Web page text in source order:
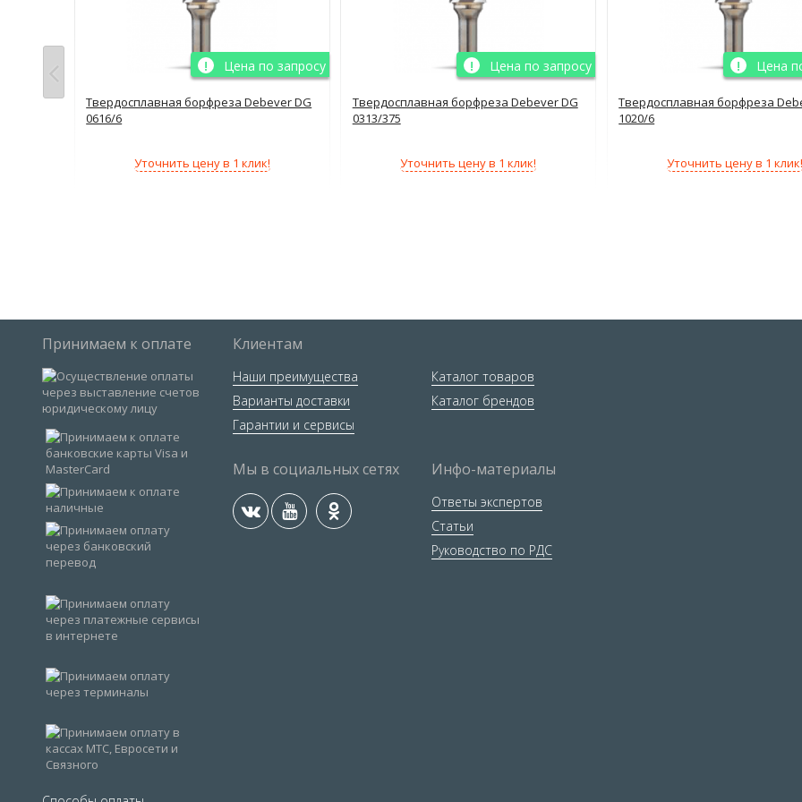
DG
Цена по запросу
Твердосплавная борфреза Debever DG
0616/6
Уточнить цену в 1 клик!
Цена по запросу
Твердосплавная борфреза Debever DG
0313/375
Уточнить цену в 1 клик!
Цена
Твердосплавная борфреза
1020/6
Уточнить цену в 1 клик!
Принимаем к оплате Клиентам
Наши преимущества
Варианты доставки
Гарантии и сервисы
Каталог товаров
Каталог брендов
Мы в социальных сетях Инфо-материалы
Ответы экспертов
Статьи
Руководство по РДС